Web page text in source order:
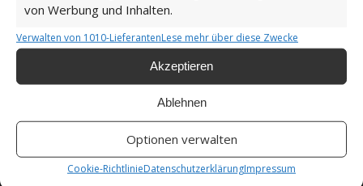
von Werbung und Inhalten.
Verwalten von 1010-LieferantenLese mehr über diese Zwecke
Akzeptieren
Ablehnen
Optionen verwalten
Cookie-RichtlinieDatenschutzerklärungImpressum
Impressum
Datenschutzerklärung